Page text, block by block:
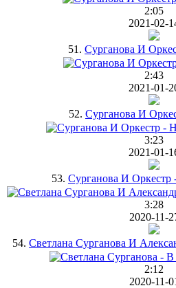
2:05
2021-02-
51. Сурганова И
2:43
2021-01-
52. Сурганова И
3:23
2021-01-
53. Сурганова И
3:28
2020-11-
54. Светлана Сурганова И
2:12
2020-11-